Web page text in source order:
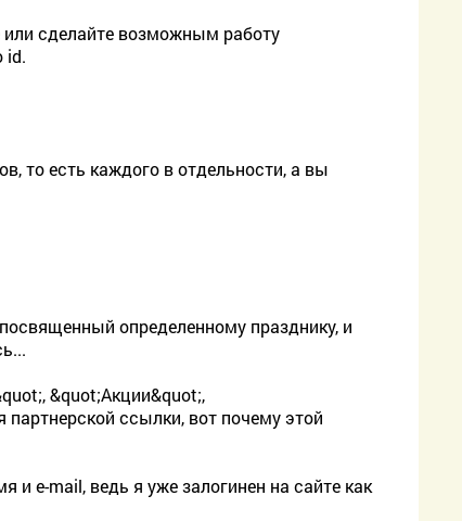
или сделайте возможным работу
id.
то есть каждого в отдельности, а вы
определенному празднику, и
&quot;Акции&quot;,
ссылки, вот почему этой
и e-mail, ведь я уже залогинен на сайте как